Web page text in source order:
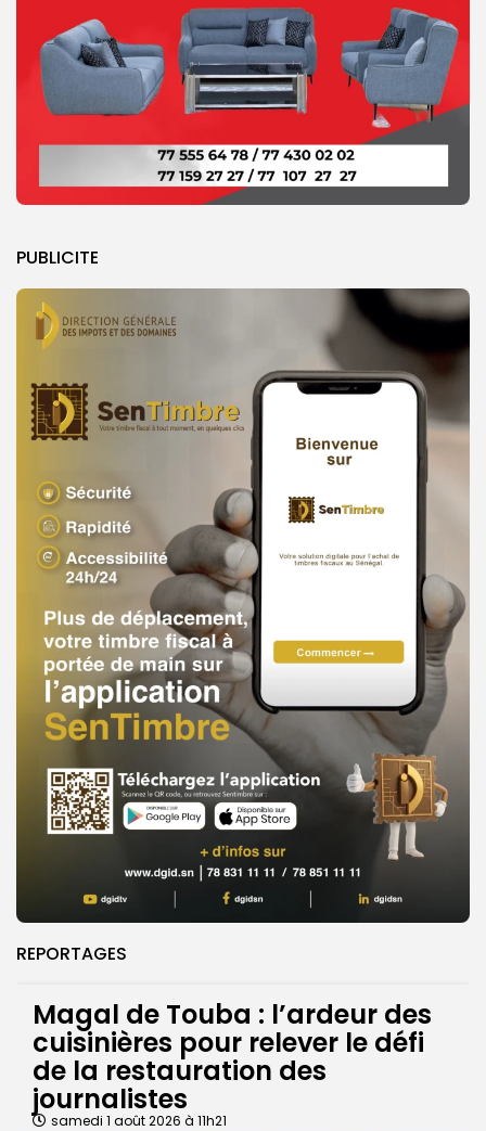
PUBLICITE
REPORTAGES
Magal de Touba : l’ardeur des
cuisinières pour relever le défi
de la restauration des
journalistes
samedi 1 août 2026 à 11h21